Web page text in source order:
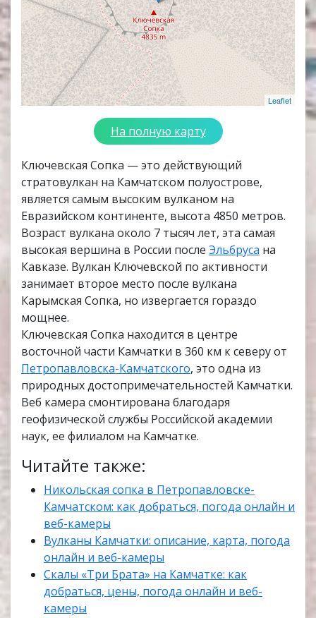
Leaflet
На полную карту
Ключевская Сопка — это действующий
стратовулкан на Камчатском полуострове,
является самым высоким вулканом на
Евразийском континенте, высота 4850 метров.
Возраст вулкана около 7 тысяч лет, эта самая
высокая вершина в России после Эльбруса на
Кавказе. Вулкан Ключевской по активности
занимает второе место после вулкана
Карымская Сопка, но извергается гораздо
мощнее.
Ключевская Сопка находится в центре
восточной части Камчатки в 360 км к северу от
Петропавловска-Камчатского, это одна из
природных достопримечательностей Камчатки.
Веб камера смонтирована благодаря
геофизической службы Российской академии
наук, ее филиалом на Камчатке.
Читайте также:
Никольская сопка в Петропавловске-
Камчатском: как добраться, погода онлайн и
веб-камеры
Вулканы Камчатки: описание, карта, погода
онлайн и веб-камеры
Скалы «Три Брата» на Камчатке: как
добраться, цены, погода онлайн и веб-
камеры